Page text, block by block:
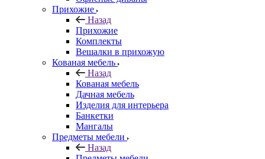
Прихожие
Назад
Прихожие
Комплекты
Вешалки в прихожую
Кованая мебель
Назад
Кованая мебель
Дачная мебель
Изделия для интерьера
Банкетки
Мангалы
Предметы мебели
Назад